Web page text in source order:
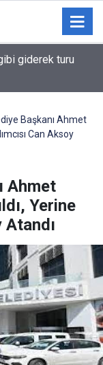
Sturm Graz’ı
Başkanı Ahmet
Can Aksoy
Ahmet
Yerine
Atandı